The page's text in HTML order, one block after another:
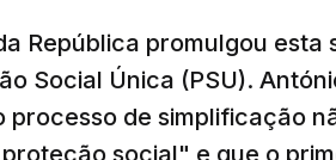
República promulgou
Social Única (PSU).
processo de simplificação
social" e que o